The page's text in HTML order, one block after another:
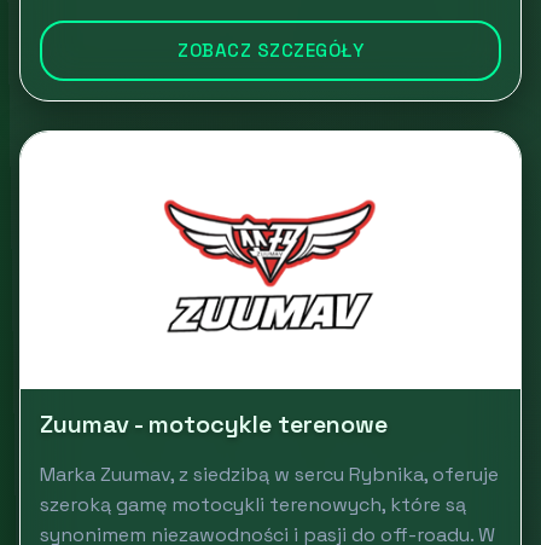
ZOBACZ SZCZEGÓŁY
Zuumav - motocykle terenowe
Marka Zuumav, z siedzibą w sercu Rybnika, oferuje
szeroką gamę motocykli terenowych, które są
synonimem niezawodności i pasji do off-roadu. W